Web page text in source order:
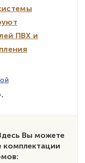
ПВХ и
Вы можете
комплектации